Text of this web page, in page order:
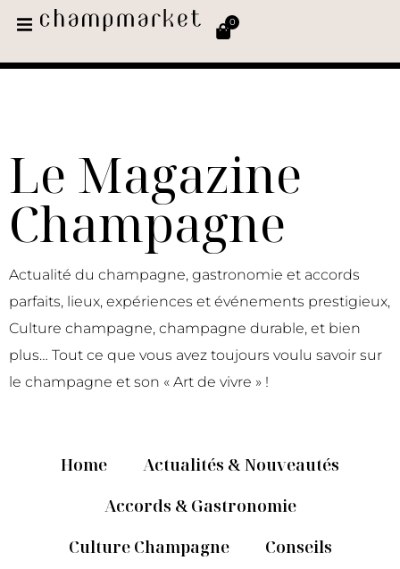
0
Le Magazine
Champagne
Actualité du champagne, gastronomie et accords
parfaits, lieux, expériences et événements prestigieux,
Culture champagne, champagne durable, et bien
plus… Tout ce que vous avez toujours voulu savoir sur
le champagne et son « Art de vivre » !
Home
Actualités & Nouveautés
Accords & Gastronomie
Culture Champagne
Conseils